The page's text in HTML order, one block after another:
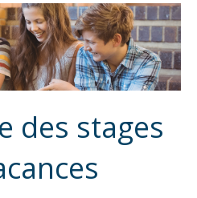
des stages